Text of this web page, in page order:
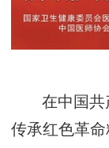
在中国共
传承红色革